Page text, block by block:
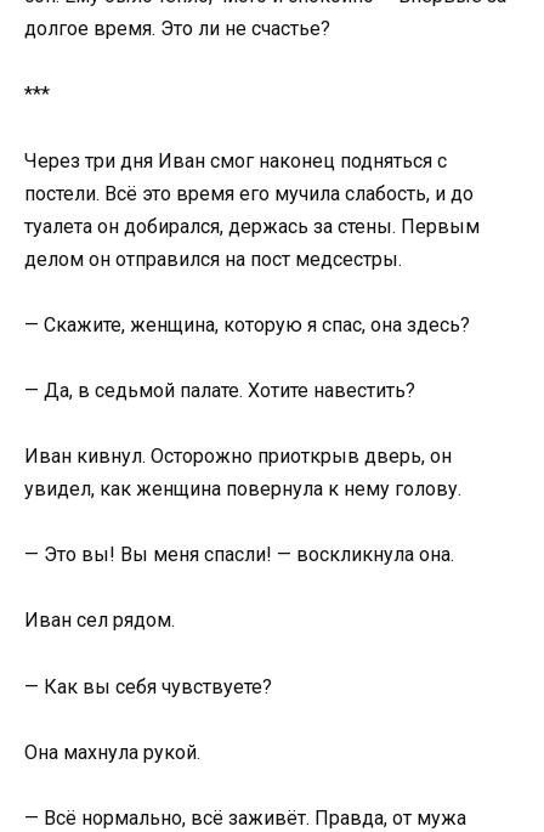
долгое время. Это ли не счастье?
***
Через три дня Иван смог наконец подняться с
постели. Всё это время его мучила слабость, и до
туалета он добирался, держась за стены. Первым
делом он отправился на пост медсестры.
— Скажите, женщина, которую я спас, она здесь?
— Да, в седьмой палате. Хотите навестить?
Иван кивнул. Осторожно приоткрыв дверь, он
увидел, как женщина повернула к нему голову.
— Это вы! Вы меня спасли! — воскликнула она.
Иван сел рядом.
— Как вы себя чувствуете?
Она махнула рукой.
— Всё нормально, всё заживёт. Правда, от мужа